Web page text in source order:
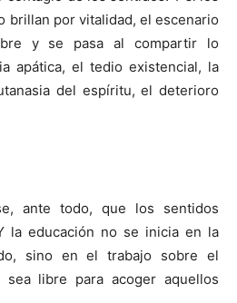
brillan por vitalidad, el escenario
y se pasa al compartir lo
apática, el tedio existencial, la
del espíritu, el deterioro
ante todo, que los sentidos
la educación no se inicia en la
sino en el trabajo sobre el
sea libre para acoger aquellos